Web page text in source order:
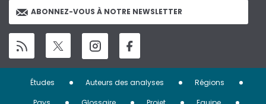
ABONNEZ-VOUS À NOTRE NEWSLETTER
Menu
Études Auteurs des analyses
Régions